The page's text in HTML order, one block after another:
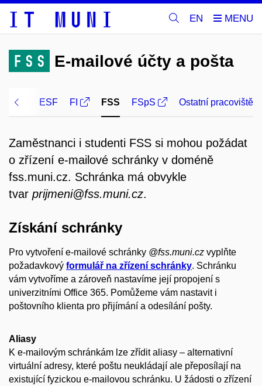
EN
FSS E-mailové účty a pošta
FaF ESF FI FSS FSpS Ostatní pracoviště
Zaměstnanci i studenti FSS si mohou požádat
o zřízení e-mailové schránky v doméně
fss.muni.cz. Schránka má obvykle
tvar prijmeni@fss.muni.cz.
Získání schránky
Pro vytvoření e-mailové schránky @fss.muni.cz vyplňte
požadavkový formulář na zřízení schránky. Schránku
vám vytvoříme a zároveň nastavíme její propojení s
univerzitními Office 365. Pomůžeme vám nastavit i
poštovního klienta pro přijímání a odesílání pošty.
Aliasy
K e-mailovým schránkám lze zřídit aliasy – alternativní
virtuální adresy, které poštu neukládají ale přeposílají na
existující fyzickou e-mailovou schránku. U žádosti o zřízení